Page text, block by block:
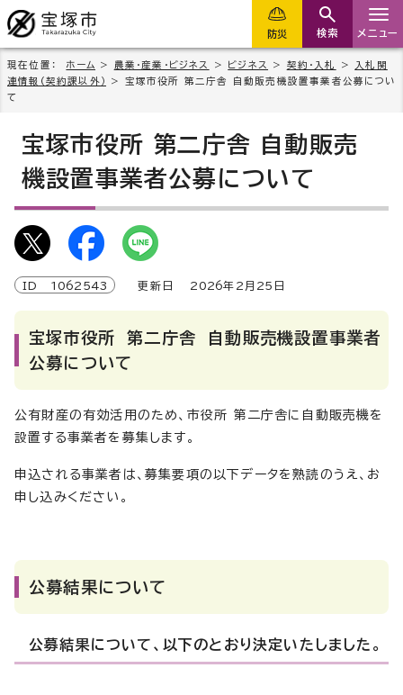
防災 検索 メニュー
現在位置： ホーム > 農業・産業・ビジネス > ビジネス > 契約・入札 >
入札関
連情報(契約課以外）
> 宝塚市役所 第二庁舎 自動販売機設置事業者公募につい
て
宝塚市役所 第二庁舎 自動販売
機設置事業者公募について
ID 1062543 更新日 2026年2月 25 日
宝塚市役所 第二庁舎 自動販売機設置事業者
公募について
公有財産の有効活用のため、市役所 第二庁舎に自動販売機を
設置する事業者を募集します。
申込される事業者は、募集要項の以下データを熟読のうえ、お
申し込みください。
公募結果について
公募結果について、以下のとおり決定いたしました。